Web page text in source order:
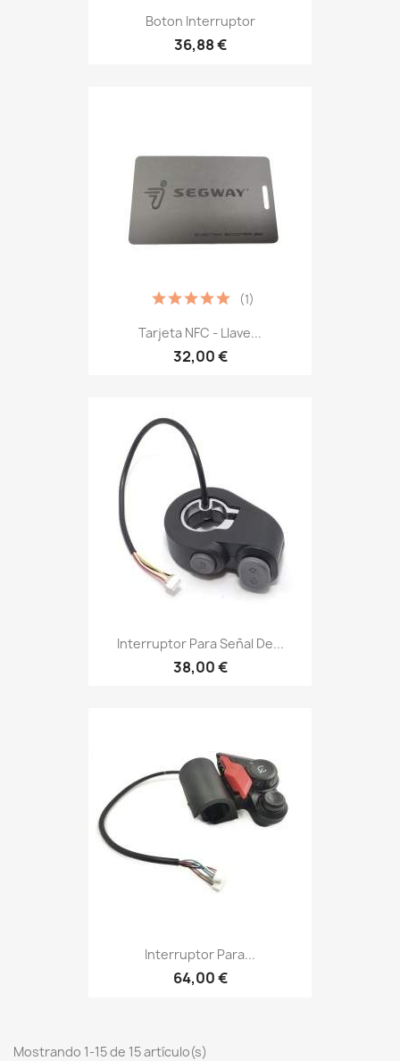
Boton Interruptor
36,88 €
Tarjeta NFC - Llave...
32,00 €
(1)
Interruptor Para Señal De...
38,00 €
Interruptor Para...
64,00 €
Mostrando 1-15 de 15 artículo(s)